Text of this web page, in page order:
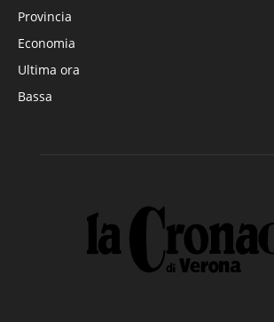
Provincia
Economia
Ultima ora
Bassa